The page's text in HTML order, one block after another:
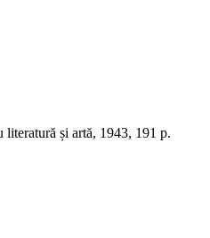
și artă, 1943, 191 p.